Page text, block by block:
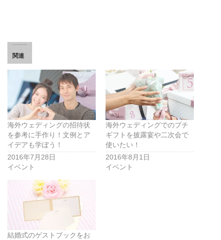
関連
海外ウェディングの招待状
を参考に手作り！文例とア
イデアも学ぼう！
2016年7月28日
イベント
海外ウェディングでのプチ
ギフトを披露宴や二次会で
使いたい！
2016年8月1日
イベント
結婚式のゲストブックをお